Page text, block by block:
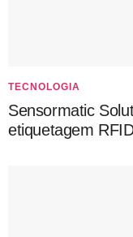
TECNOLOGIA
Sensormatic
etiquetagem